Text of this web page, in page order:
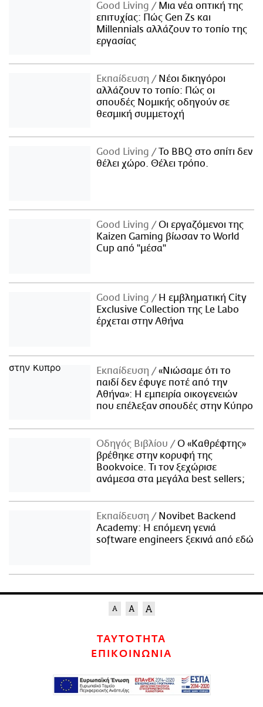
Good Living
Μια νέα οπτική της
επιτυχίας: Πώς Gen Zs και
Millennials αλλάζουν το τοπίο της
εργασίας
Εκπαίδευση
Νέοι δικηγόροι
αλλάζουν το τοπίο: Πώς οι
σπουδές Νομικής οδηγούν σε
θεσμική συμμετοχή
Good Living
Το BBQ στο σπίτι δεν
θέλει χώρο. Θέλει τρόπο.
Good Living
Οι εργαζόμενοι της
Kaizen Gaming βίωσαν το World
Cup από "μέσα"
Good Living
Η εμβληματική City
Exclusive Collection της Le Labo
έρχεται στην Αθήνα
Εκπαίδευση
«Νιώσαμε ότι το
παιδί δεν έφυγε ποτέ από την
Αθήνα»: Η εμπειρία οικογενειών
που επέλεξαν σπουδές στην Κύπρο
Οδηγός Βιβλίου
Ο «Καθρέφτης»
βρέθηκε στην κορυφή της
Bookvoice. Τι τον ξεχώρισε
ανάμεσα στα μεγάλα best sellers;
Εκπαίδευση
Novibet Backend
Academy: Η επόμενη γενιά
software engineers ξεκινά από εδώ
ΤΑΥΤΟΤΗΤΑ
ΕΠΙΚΟΙΝΩΝΙΑ